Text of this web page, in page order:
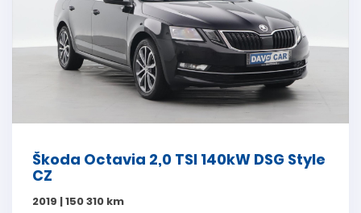
Škoda Octavia 2,0 TSI 140kW DSG Style
CZ
2019 | 150 310 km